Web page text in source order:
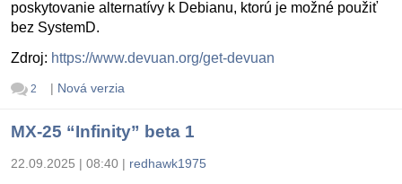
poskytovanie alternatívy k Debianu, ktorú je možné použiť
bez SystemD.
Zdroj: https://www.devuan.org/get-devuan
2 | Nová verzia
MX-25 “Infinity” beta 1
22.09.2025 | 08:40 | redhawk1975